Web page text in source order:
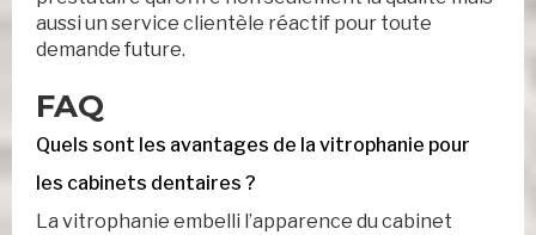
aussi un service clientèle réactif pour toute
demande future.
FAQ
Quels sont les avantages de la vitrophanie pour
les cabinets dentaires ?
La vitrophanie embelli l’apparence du cabinet